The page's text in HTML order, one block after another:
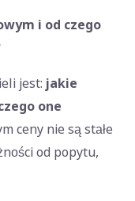
i od czego
jest: jakie
one
ceny nie są stałe
od popytu,